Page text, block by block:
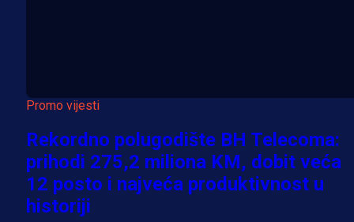
Promo vijesti
Rekordno polugodište BH Telecoma:
prihodi 275,2 miliona KM, dobit veća
12 posto i najveća produktivnost u
historiji